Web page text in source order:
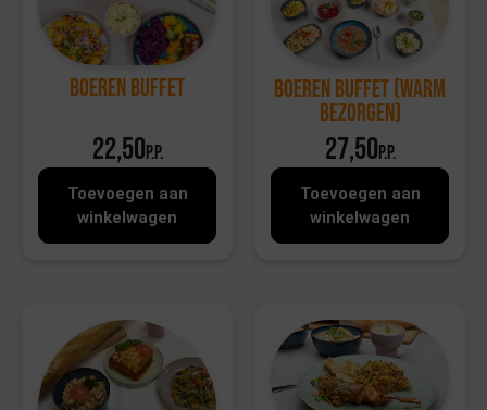
Boeren Buffet
22,50p.p.
Toevoegen aan
winkelwagen
Boeren Buffet (warm
bezorgen)
27,50p.p.
Toevoegen aan
winkelwagen